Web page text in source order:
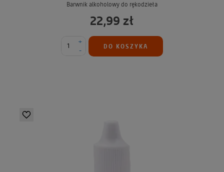
Barwnik alkoholowy do rękodzieła
22,99 zł
-
+
DO KOSZYKA